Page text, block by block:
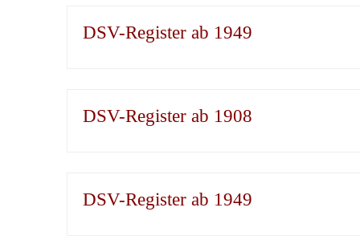
DSV-Register ab 1949
DSV-Register ab 1908
DSV-Register ab 1949